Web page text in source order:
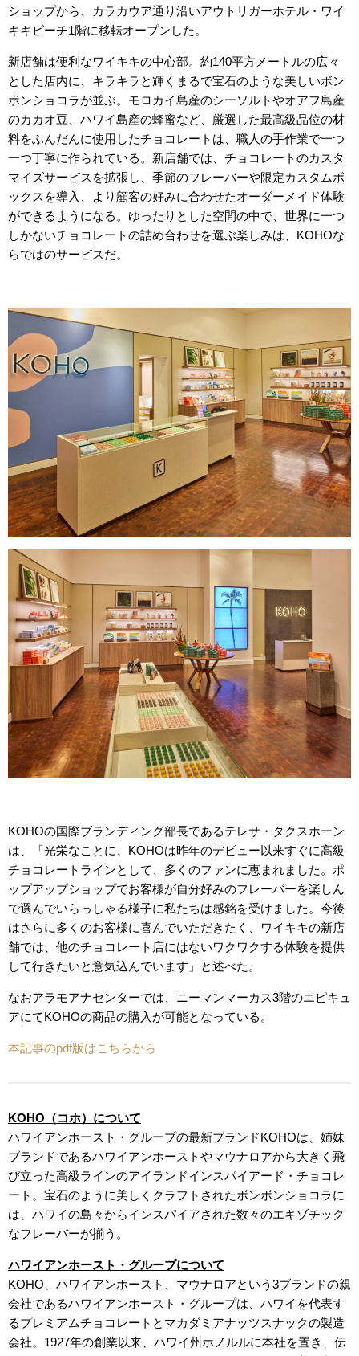
ショップから、カラカウア通り沿いアウトリガーホテル・ワイ
キキビーチ1階に移転オープンした。
新店舗は便利なワイキキの中心部。約140平方メートルの広々
とした店内に、キラキラと輝くまるで宝石のような美しいボン
ボンショコラが並ぶ。モロカイ島産のシーソルトやオアフ島産
のカカオ豆、ハワイ島産の蜂蜜など、厳選した最高級品位の材
料をふんだんに使用したチョコレートは、職人の手作業で一つ
一つ丁寧に作られている。新店舗では、チョコレートのカスタ
マイズサービスを拡張し、季節のフレーバーや限定カスタムボ
ックスを導入、より顧客の好みに合わせたオーダーメイド体験
ができるようになる。ゆったりとした空間の中で、世界に一つ
しかないチョコレートの詰め合わせを選ぶ楽しみは、KOHOな
らではのサービスだ。
KOHOの国際ブランディング部長であるテレサ・タクスホーン
は、「光栄なことに、KOHOは昨年のデビュー以来すぐに高級
チョコレートラインとして、多くのファンに恵まれました。ポ
ップアップショップでお客様が自分好みのフレーバーを楽しん
で選んでいらっしゃる様子に私たちは感銘を受けました。今後
はさらに多くのお客様に喜んでいただきたく、ワイキキの新店
舗では、他のチョコレート店にはないワクワクする体験を提供
して行きたいと意気込んでいます」と述べた。
なおアラモアナセンターでは、ニーマンマーカス3階のエピキュ
アにてKOHOの商品の購入が可能となっている。
本記事のpdf版はこちらから
KOHO（コホ）について
ハワイアンホースト・グループの最新ブランドKOHOは、姉妹
ブランドであるハワイアンホーストやマウナロアから大きく飛
び立った高級ラインのアイランドインスパイアード・チョコレ
ート。宝石のように美しくクラフトされたボンボンショコラに
は、ハワイの島々からインスパイアされた数々のエキゾチック
なフレーバーが揃う。
ハワイアンホースト・グループについて
KOHO、ハワイアンホースト、マウナロアという3ブランドの親
会社であるハワイアンホースト・グループは、ハワイを代表す
るプレミアムチョコレートとマカダミアナッツスナックの製造
会社。1927年の創業以来、ハワイ州ホノルルに本社を置き、伝